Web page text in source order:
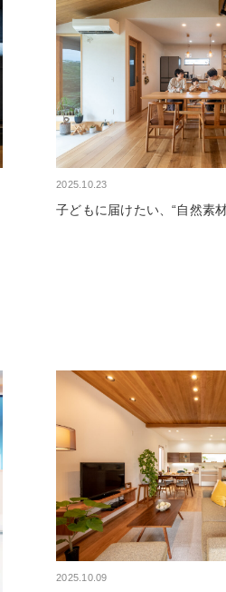
2025.10.23
子どもに届けたい、“自然素
2025.10.09